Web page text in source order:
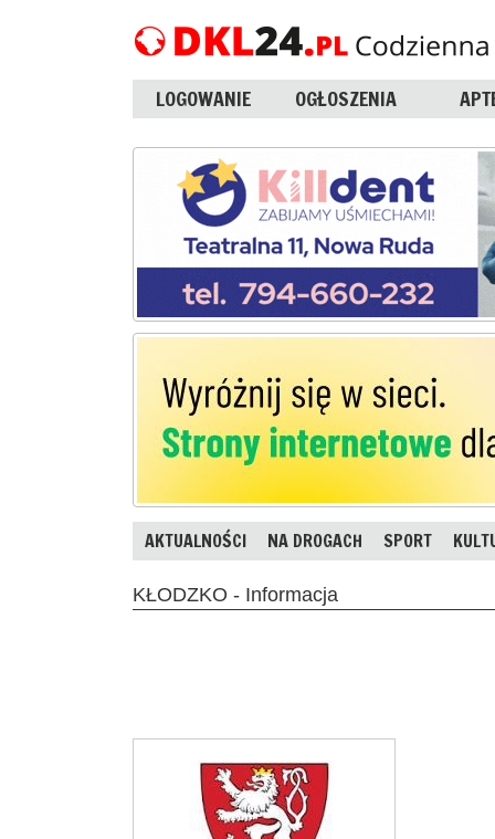
LOGOWANIE OGŁOSZENIA
AKTUALNOŚCI NA DROGACH SPORT
KŁODZKO - Informacja